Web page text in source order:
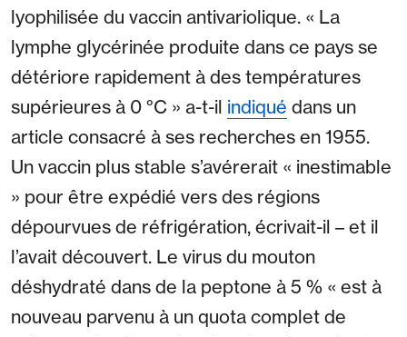
lyophilisée du vaccin antivariolique. « La
lymphe glycérinée produite dans ce pays se
détériore rapidement à des températures
supérieures à 0 °C » a-t-il indiqué dans un
article consacré à ses recherches en 1955.
Un vaccin plus stable s’avérerait « inestimable
» pour être expédié vers des régions
dépourvues de réfrigération, écrivait-il – et il
l’avait découvert. Le virus du mouton
déshydraté dans de la peptone à 5 % « est à
nouveau parvenu à un quota complet de